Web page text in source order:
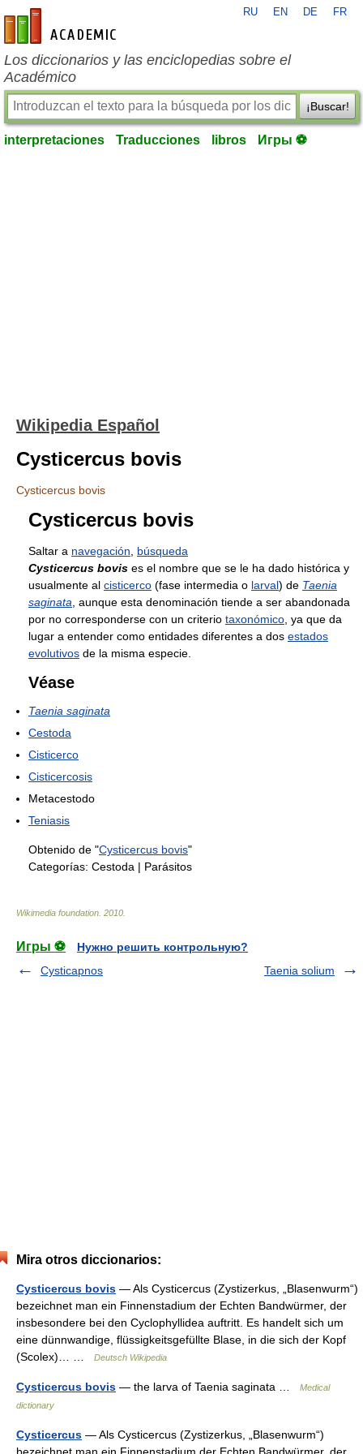
es-academic.com
RU EN DE FR
Los diccionarios y las enciclopedias sobre el
Académico
¡Buscar!
interpretaciones Traducciones libros Игры ⚽
Wikipedia Español
Cysticercus bovis
Cysticercus bovis
Cysticercus bovis
Saltar a navegación
búsqueda
Cysticercus bovis es el nombre que se le ha dado histórica y
usualmente al cisticerco (fase intermedia o larval) de Taenia
saginata , aunque esta denominación tiende a ser abandonada
por no corresponderse con un criterio taxonómico , ya que da
lugar a entender como entidades diferentes a dos estados
evolutivos de la misma especie.
Véase
Taenia saginata
Cestoda
Cisticerco
Cisticercosis
Metacestodo
Teniasis
Obtenido de "Cysticercus bovis"
Categorías: Cestoda | Parásitos
Wikimedia foundation 2010
Игры ⚽
Нужно решить контрольную?
Cysticapnos
Taenia solium
Mira otros diccionarios:
Cysticercus bovis — Als Cysticercus (Zystizerkus, „Blasenwurm“)
bezeichnet man ein Finnenstadium der Echten Bandwürmer, der
insbesondere bei den Cyclophyllidea auftritt. Es handelt sich um
eine dünnwandige, flüssigkeitsgefüllte Blase, in die sich der Kopf
(Scolex)… …
Deutsch Wikipedia
Cysticercus bovis — the larva of Taenia saginata …
Medical
dictionary
Cysticercus — Als Cysticercus (Zystizerkus, „Blasenwurm“)